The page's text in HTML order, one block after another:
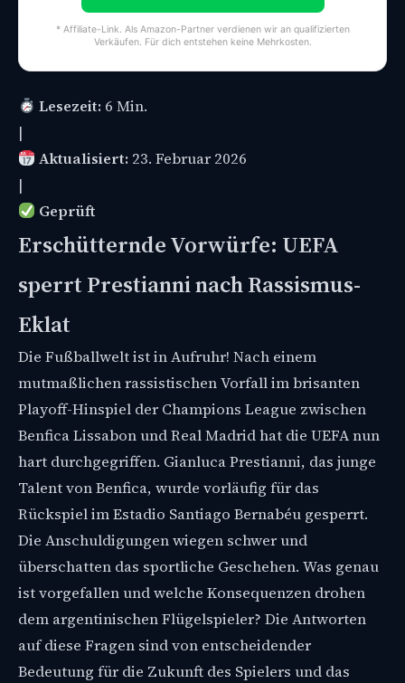
* Affiliate-Link. Als Amazon-Partner verdienen wir an qualifizierten
Verkäufen. Für dich entstehen keine Mehrkosten.
Lesezeit:6 Min.
|
Aktualisiert:23. Februar 2026
|
Geprüft
Erschütternde Vorwürfe: UEFA
sperrt Prestianni nach Rassismus-
Eklat
Die Fußballwelt ist in Aufruhr! Nach einem
mutmaßlichen rassistischen Vorfall im brisanten
Playoff-Hinspiel der Champions League zwischen
Benfica Lissabon und Real Madrid hat die UEFA nun
hart durchgegriffen. Gianluca Prestianni, das junge
Talent von Benfica, wurde vorläufig für das
Rückspiel im Estadio Santiago Bernabéu gesperrt.
Die Anschuldigungen wiegen schwer und
überschatten das sportliche Geschehen. Was genau
ist vorgefallen und welche Konsequenzen drohen
dem argentinischen Flügelspieler? Die Antworten
auf diese Fragen sind von entscheidender
Bedeutung für die Zukunft des Spielers und das